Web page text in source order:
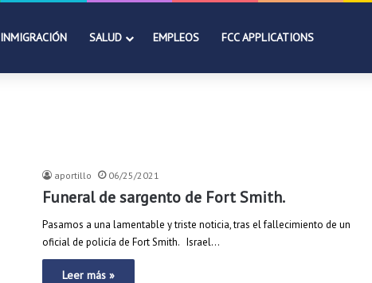
INMIGRACIÓN SALUD EMPLEOS FCC APPLICATIONS
aportillo 06/25/2021
Funeral de sargento de Fort Smith.
Pasamos a una lamentable y triste noticia, tras el fallecimiento de un
oficial de policía de Fort Smith. Israel…
Leer más »